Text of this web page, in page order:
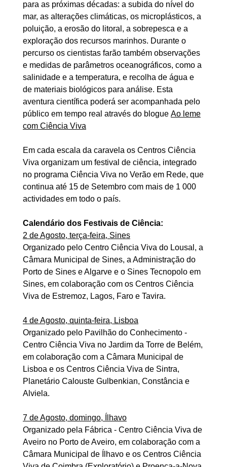
para as próximas décadas: a subida do nível do
mar, as alterações climáticas, os microplásticos, a
poluição, a erosão do litoral, a sobrepesca e a
exploração dos recursos marinhos. Durante o
percurso os cientistas farão também observações
e medidas de parâmetros oceanográficos, como a
salinidade e a temperatura, e recolha de água e
de materiais biológicos para análise. Esta
aventura científica poderá ser acompanhada pelo
público em tempo real através do blogue Ao leme
com Ciência Viva
Em cada escala da caravela os Centros Ciência
Viva organizam um festival de ciência, integrado
no programa Ciência Viva no Verão em Rede, que
continua até 15 de Setembro com mais de 1 000
actividades em todo o país.
Calendário dos Festivais de Ciência:
2 de Agosto, terça-feira, Sines
Organizado pelo Centro Ciência Viva do Lousal, a
Câmara Municipal de Sines, a Administração do
Porto de Sines e Algarve e o Sines Tecnopolo em
Sines, em colaboração com os Centros Ciência
Viva de Estremoz, Lagos, Faro e Tavira.
4 de Agosto, quinta-feira, Lisboa
Organizado pelo Pavilhão do Conhecimento -
Centro Ciência Viva no Jardim da Torre de Belém,
em colaboração com a Câmara Municipal de
Lisboa e os Centros Ciência Viva de Sintra,
Planetário Calouste Gulbenkian, Constância e
Alviela.
7 de Agosto, domingo, Ílhavo
Organizado pela Fábrica - Centro Ciência Viva de
Aveiro no Porto de Aveiro, em colaboração com a
Câmara Municipal de Ílhavo e os Centros Ciência